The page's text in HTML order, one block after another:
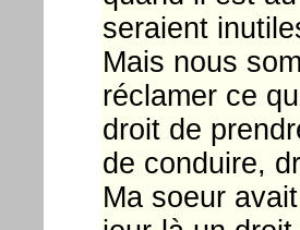
seraient
Mais nous
réclamer ce
droit de
de conduire,
Ma soeur